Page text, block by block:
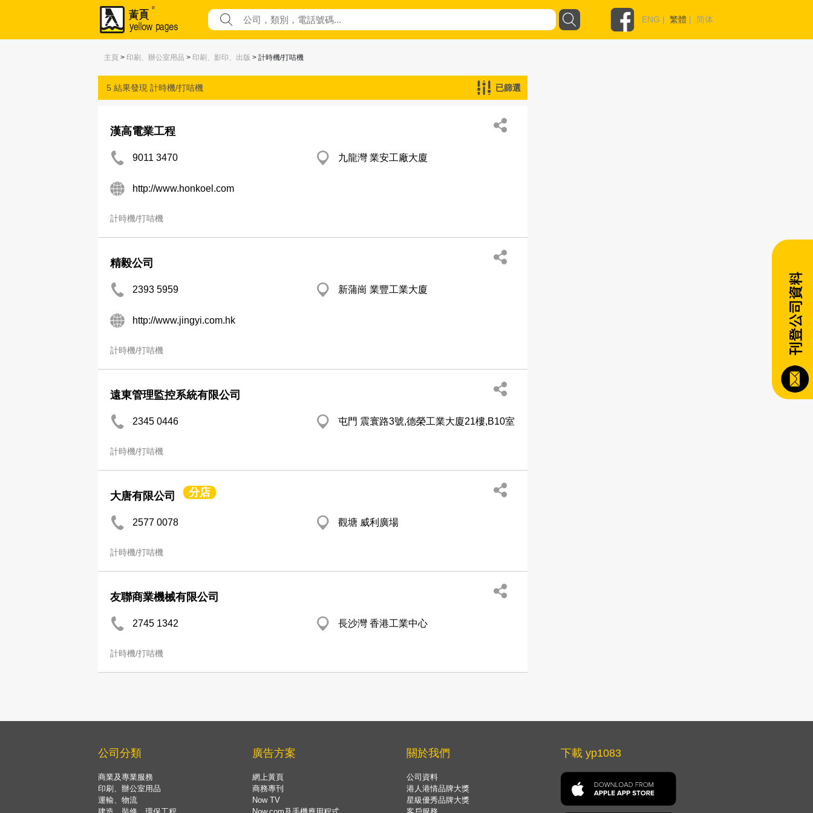
ENG | 繁體 | 简体
主頁 > 印刷、辦公室用品 > 印刷、影印、出版 > 計時機/打咭機
5 結果發現 計時機/打咭機 已篩選
漢高電業工程
9011 3470 九龍灣 業安工廠大廈
http://www.honkoel.com
計時機/打咭機
精毅公司
2393 5959 新蒲崗 業豐工業大廈
http://www.jingyi.com.hk
計時機/打咭機
遠東管理監控系統有限公司
2345 0446 屯門 震寰路3號,德榮工業大廈21樓,B10室
計時機/打咭機
大唐有限公司 分店
2577 0078 觀塘 威利廣場
計時機/打咭機
友聯商業機械有限公司
2745 1342 長沙灣 香港工業中心
計時機/打咭機
公司分類
商業及專業服務
印刷、辦公室用品
運輸、物流
廣告方案
網上黃頁
商務專刊
Now TV
關於我們
公司資料
港人港情品牌大獎
星級優秀品牌大獎
下載 yp1083